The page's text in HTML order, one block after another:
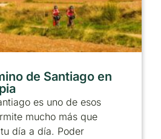
de Santiago en
es uno de esos
mucho más que
día a día. Poder